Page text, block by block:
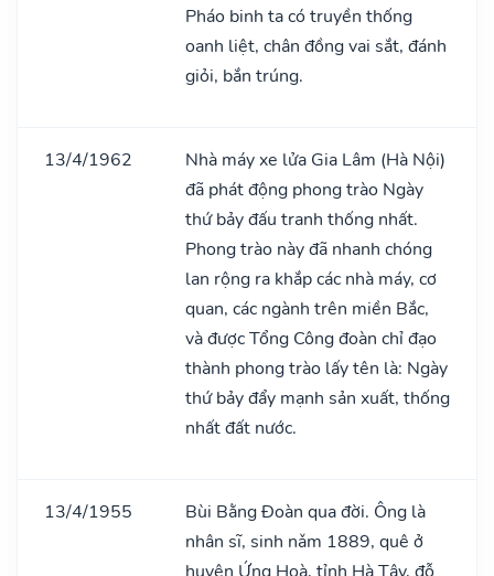
Pháo binh ta có truyền thống
oanh liệt, chân đồng vai sắt, đánh
giỏi, bắn trúng.
13/4/1962
Nhà máy xe lửa Gia Lâm (Hà Nội)
đã phát động phong trào Ngày
thứ bảy đấu tranh thống nhất.
Phong trào này đã nhanh chóng
lan rộng ra khắp các nhà máy, cơ
quan, các ngành trên miền Bắc,
và được Tổng Công đoàn chỉ đạo
thành phong trào lấy tên là: Ngày
thứ bảy đẩy mạnh sản xuất, thống
nhất đất nước.
13/4/1955
Bùi Bằng Đoàn qua đời. Ông là
nhân sĩ, sinh nǎm 1889, quê ở